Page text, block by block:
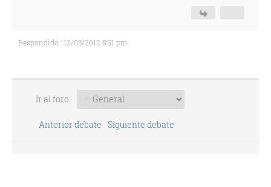
Respondido : 12/03/2012 8:31 pm
Ir al foro:
Anterior debate Siguiente debate